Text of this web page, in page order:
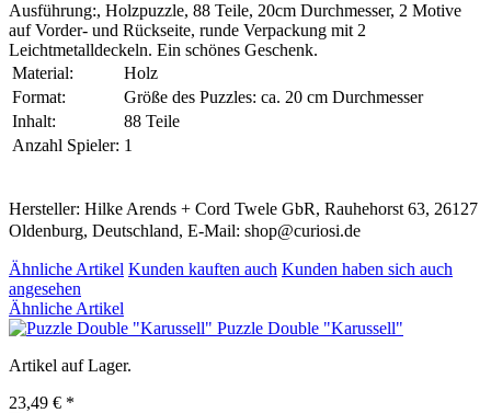
Ausführung:, Holzpuzzle, 88 Teile, 20cm Durchmesser, 2 Motive
auf Vorder- und Rückseite, runde Verpackung mit 2
Leichtmetalldeckeln. Ein schönes Geschenk.
Material:
Holz
Format:
Größe des Puzzles: ca. 20 cm Durchmesser
Inhalt:
88 Teile
Anzahl Spieler: 1
Hersteller: Hilke Arends + Cord Twele GbR, Rauhehorst 63, 26127
Oldenburg, Deutschland, E-Mail: shop@curiosi.de
Ähnliche Artikel Kunden kauften auch Kunden haben sich auch
angesehen
Ähnliche Artikel
Puzzle Double "Karussell"
Artikel auf Lager.
23,49 € *